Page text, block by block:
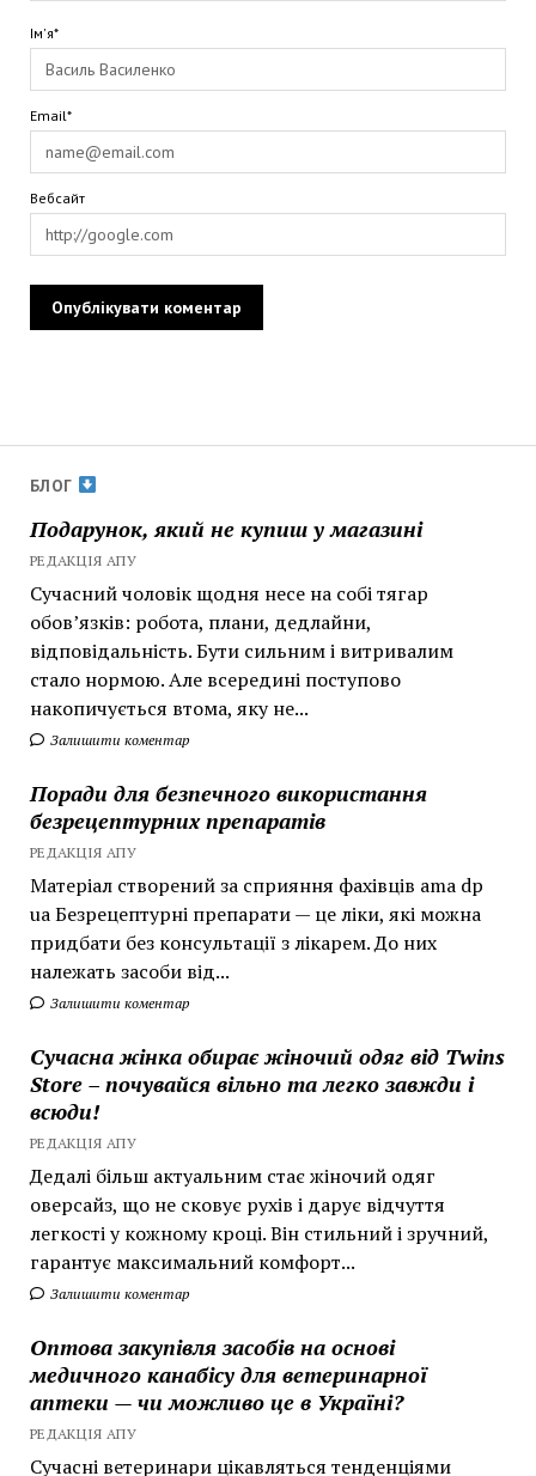
БЛОГ
Подарунок, який не купиш у магазині
РЕДАКЦІЯ АПУ
Сучасний чоловік щодня несе на собі тягар
обов’язків: робота, плани, дедлайни,
відповідальність. Бути сильним і витривалим
стало нормою. Але всередині поступово
накопичується втома, яку не...
Залишити коментар
Поради для безпечного використання
безрецептурних препаратів
РЕДАКЦІЯ АПУ
Матеріал створений за сприяння фахівців ama dp
ua Безрецептурні препарати — це ліки, які можна
придбати без консультації з лікарем. До них
належать засоби від...
Залишити коментар
Сучасна жінка обирає жіночий одяг від Twins
Store – почувайся вільно та легко завжди і
всюди!
РЕДАКЦІЯ АПУ
Дедалі більш актуальним стає жіночий одяг
оверсайз, що не сковує рухів і дарує відчуття
легкості у кожному кроці. Він стильний і зручний,
гарантує максимальний комфорт...
Залишити коментар
Оптова закупівля засобів на основі
медичного канабісу для ветеринарної
аптеки — чи можливо це в Україні?
РЕДАКЦІЯ АПУ
Сучасні ветеринари цікавляться тенденціями
Ім'я*
Email*
Вебсайт